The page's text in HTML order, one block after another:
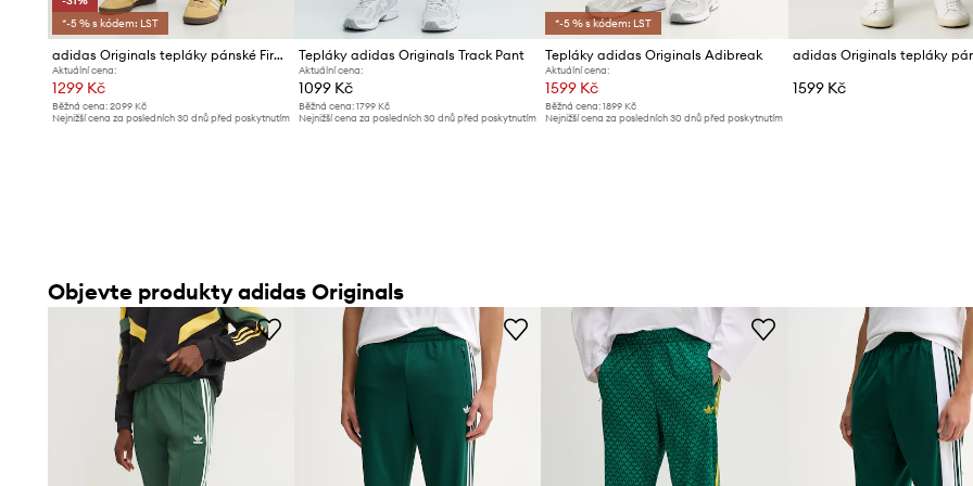
*-5 % s kódem: LST
adidas Originals tepláky pánské Firebird
Aktuální cena:
1299 Kč
Běžná cena: 2099 Kč
Nejnižší cena za posledních 30 dnů před poskytnutím
Tepláky adidas Originals Track Pant
Aktuální cena:
1099 Kč
Běžná cena:1799 Kč
Nejnižší cena za posledních 30 dnů před poskytnutím
*-5 % s kódem: LST
Tepláky adidas Originals Adibreak
Aktuální cena:
1599 Kč
Běžná cena: 1899 Kč
Nejnižší cena za posledních 30 dnů před poskytnutím
adidas Originals tepláky
1599 Kč
Objevte produkty adidas Originals